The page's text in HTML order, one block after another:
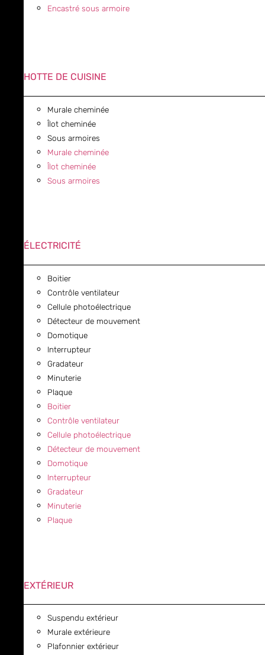
Encastré sous armoire
HOTTE DE CUISINE
Murale cheminée
Îlot cheminée
Sous armoires
Murale cheminée
Îlot cheminée
Sous armoires
ÉLECTRICITÉ
Boitier
Contrôle ventilateur
Cellule photoélectrique
Détecteur de mouvement
Domotique
Interrupteur
Gradateur
Minuterie
Plaque
Boitier
Contrôle ventilateur
Cellule photoélectrique
Détecteur de mouvement
Domotique
Interrupteur
Gradateur
Minuterie
Plaque
EXTÉRIEUR
Suspendu extérieur
Murale extérieure
Plafonnier extérieur